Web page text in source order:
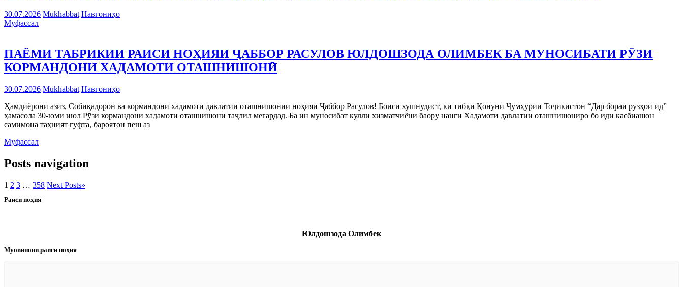
30.07.2026 Mukhabbat Навгониҳо
Муфассал
ПАЁМИ ТАБРИКИИ РАИСИ НОҲИЯИ ҶАББОР РАСУЛОВ ЮЛДОШЗОДА ОЛИМБЕК БА МУНОСИБАТИ РӮЗИ
КОРМАНДОНИ ХАДАМОТИ ОТАШНИШОНӢ
30.07.2026 Mukhabbat Навгониҳо
Ҳамдиёрони азиз, Собиқадорон ва кормандони хадамоти давлатии оташнишонии ноҳияи Ҷаббор Расулов! Боиси хушнудист, ки тибқи Қонуни Ҷумҳурии Тоҷикистон “Дар бораи рӯзҳои ид”
ҳамасола 30-юми июл Рӯзи кормандони хадамоти оташнишонӣ таҷлил мегардад. Ба ин муносибат кулли хизматчиёни баору нанги Хадамоти давлатии оташнишониро бо иди касбиашон
самимона таҳният гуфта, бароятон пеш аз
Муфассал
Posts navigation
1 2 3 … 358 Next Posts»
Раиси ноҳия
Юлдошзода Олимбек
Муовинони раиси ноҳия